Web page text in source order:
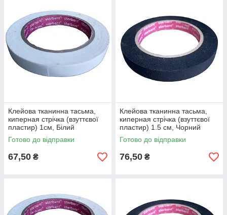
Клейова тканинна тасьма,
киперная стрічка (взуттєвої
пластир) 1см, Білий
Готово до відправки
67,50 ₴
Клейова тканинна тасьма,
киперная стрічка (взуттєвої
пластир) 1.5 см, Чорний
Готово до відправки
76,50 ₴